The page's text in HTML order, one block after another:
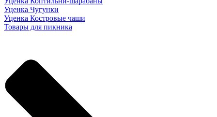
Уценка Чугунки
Уценка Костровые чаши
Товары для пикника